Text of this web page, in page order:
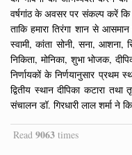
वर्षगांठ के अवसर पर संकल्प करें
ताकि हमारा तिरंगा शान से
स्वामी, कांता सोनी, सना, आशना,
निकिता, मोनिका, शुभा भोजक,
निर्णायकों के निर्णयानुसार
द्वितीय स्थान दीपिका कटारा
संचालन डॉ. गिरधारी लाल शर्मा ने
Read 9063 times